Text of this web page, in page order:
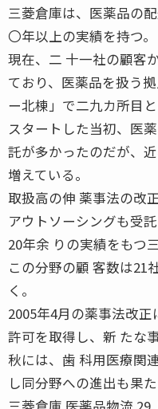
三菱倉庫は、医薬品の
〇年以上の実績を持つ。
現在、二 十一社の顧客
ており、医薬品を扱う
ー北棟」で二九カ所目と
スタートした当初、医
託が多かったのだが、
増えている。
取扱高の伸 薬事法の改
アウトソーシングも受
20年余 りの実績をもつ
この分野の顧 客数は21
く。
2005年4月の薬事法改
許可を取得し、新 たな
秋には、歯 科用医療関
し同分野への進出も果た